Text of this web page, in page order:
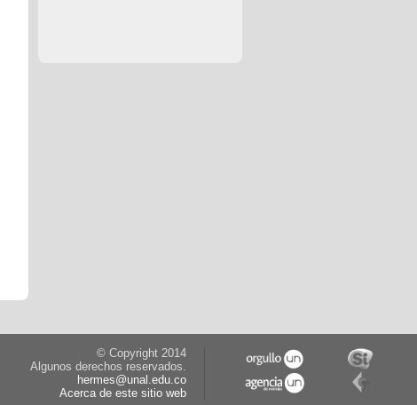
© Copyright 2014
Algunos derechos reservados.
hermes@unal.edu.co
Acerca de este sitio web